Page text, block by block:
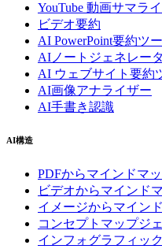
YouTube 動画サマラ
ビデオ要約
AI PowerPoint要約ツ
AIノートジェネレー
AI ウェブサイト要約
AI画像アナライザー
AI手書き認識
AI構造
PDFからマインドマ
ビデオからマインド
イメージからマイン
コンセプトマップジ
インフォグラフィッ